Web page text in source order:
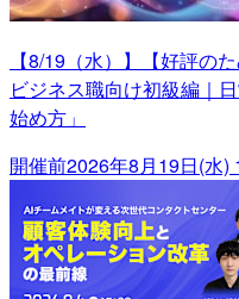
【8/19（水）】【好評の
ビジネス職向け初級編｜
始め方」
開催前2026年8月19日(水)